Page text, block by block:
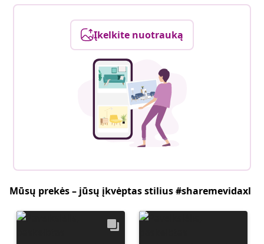
Įkelkite nuotrauką
Mūsų prekės – jūsų įkvėptas stilius #sharemevidaxl